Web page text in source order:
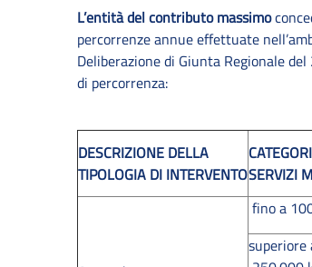
L’entità del contributo massimo
percorrenze annue effettuate
Deliberazione di Giunta Regionale
di percorrenza:
DESCRIZIONE DELLA
TIPOLOGIA DI INTERVENTOSERVIZI
fino a
superiore